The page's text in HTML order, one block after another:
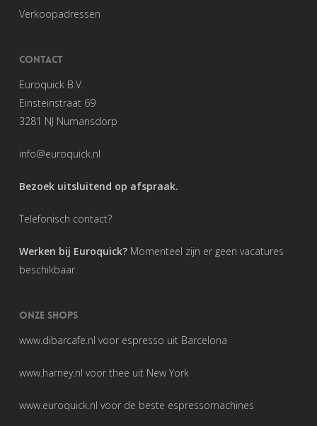
Verkoopadressen
CONTACT
Euroquick B.V.
Einsteinstraat 69
3281 NJ Numansdorp
info@euroquick.nl
Bezoek uitsluitend op afspraak.
Telefonisch contact?
Werken bij Euroquick? Momenteel zijn er geen vacatures
beschikbaar.
ONZE SHOPS
www.dibarcafe.nl voor espresso uit Barcelona
www.harney.nl voor thee uit New York
www.euroquick.nl voor de beste espressomachines